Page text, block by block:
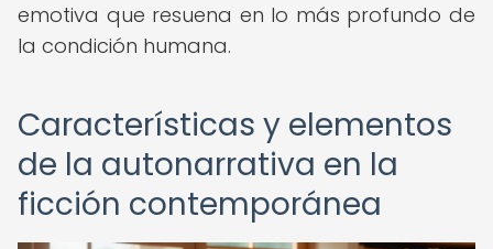
emotiva que resuena en lo más profundo de
la condición humana.
Características y elementos
de la autonarrativa en la
ficción contemporánea